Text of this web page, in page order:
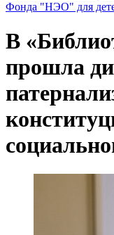
Фонда "НЭО" для
В
прошла